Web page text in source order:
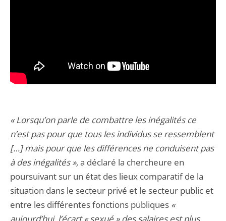
« Lorsqu’on parle de combattre les inégalités ce
n’est pas pour que tous les individus se ressemblent
[…] mais pour que les différences ne conduisent pas
à des inégalités »,a déclaré la chercheure en
poursuivant sur un état des lieux comparatif de la
situation dans le secteur privé et le secteur public et
entre les différentes fonctions publiques «